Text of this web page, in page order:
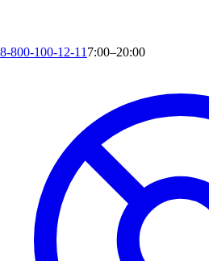
8-800-100-12-11 7:00–20:00